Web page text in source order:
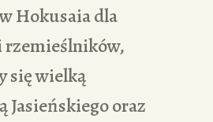
Hokusaia dla
rzemieślników,
się wielką
Jasieńskiego oraz